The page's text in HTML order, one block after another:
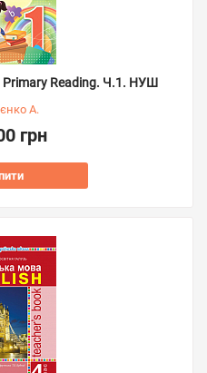
Primary Reading. Ч.1. НУШ
А.
грн